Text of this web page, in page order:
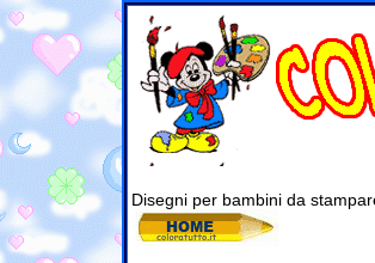
Disegni per bambini da